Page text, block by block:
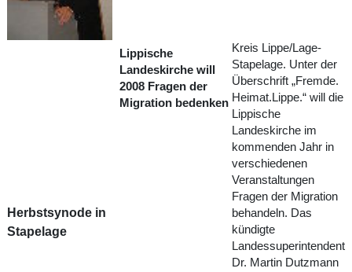
Herbstsynode in
Stapelage
Lippische
Landeskirche will
2008 Fragen der
Migration bedenken
Kreis Lippe/Lage-
Stapelage. Unter der
Überschrift „Fremde.
Heimat.Lippe.“ will die
Lippische
Landeskirche im
kommenden Jahr in
verschiedenen
Veranstaltungen
Fragen der Migration
behandeln. Das
kündigte
Landessuperintendent
Dr. Martin Dutzmann